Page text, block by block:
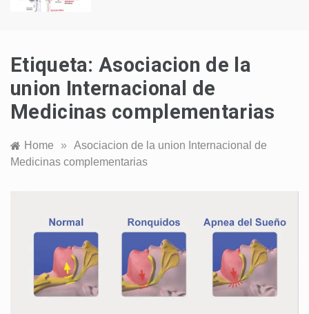
Etiqueta:Asociacion de la
union Internacional de
Medicinas complementarias
Home » Asociacion de la union Internacional de
Medicinas complementarias